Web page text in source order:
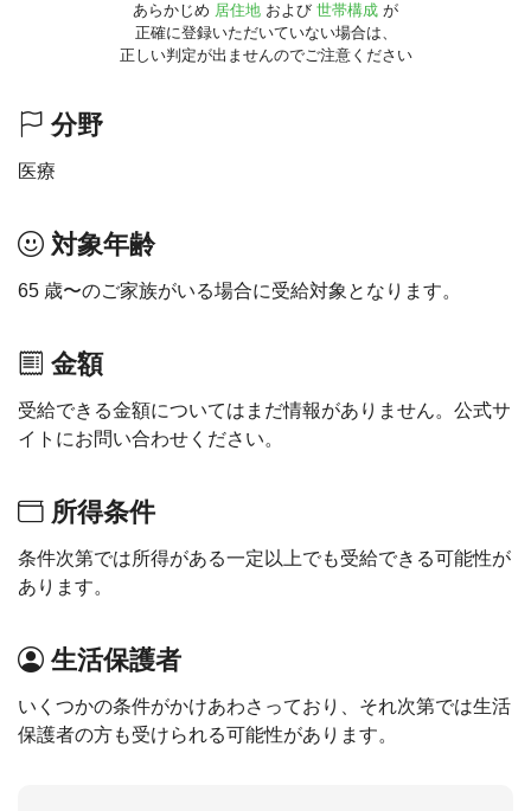
あらかじめ 居住地 および 世帯構成 が
正確に登録いただいていない場合は、
正しい判定が出ませんのでご注意ください
分野
医療
対象年齢
65 歳〜のご家族がいる場合に受給対象となります。
金額
受給できる金額についてはまだ情報がありません。公式サ
イトにお問い合わせください。
所得条件
条件次第では所得がある一定以上でも受給できる可能性が
あります。
生活保護者
いくつかの条件がかけあわさっており、それ次第では生活
保護者の方も受けられる可能性があります。